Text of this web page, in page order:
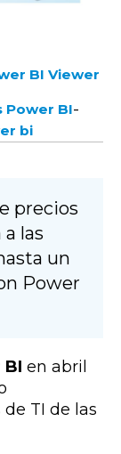
BI Viewer
Power BI-
bi
precios
las
un
Power
en abril
TI de las